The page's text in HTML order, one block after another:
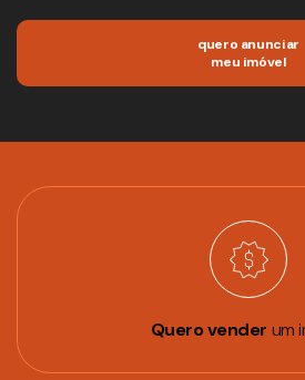
quero anunciar
meu imóvel
Quero vender um